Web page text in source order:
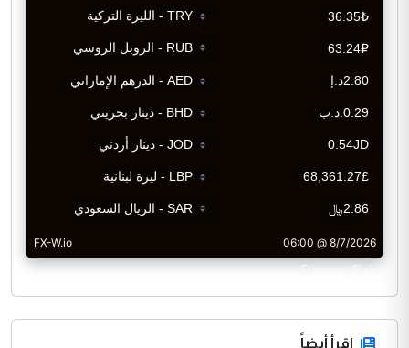
CurrencyRate
اقرأ أيضاً